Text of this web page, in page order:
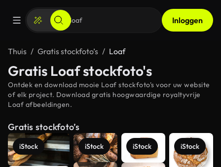
Inloggen
Thuis Gratis stockfoto’s Loaf
Gratis Loaf stockfoto's
Ontdek en download mooie Loaf stockfoto's voor uw website
of elk project. Download gratis hoogwaardige royaltyvrije
Loaf afbeeldingen.
Gratis stockfoto’s
iStock iStock iStock iStock